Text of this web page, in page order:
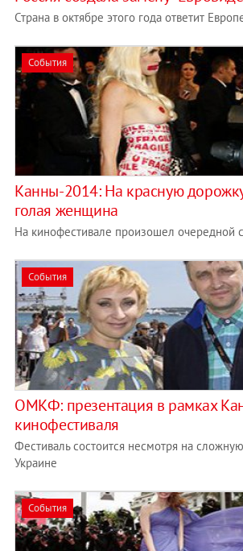
Страна в октябре этого года ответит
События
Канны-2014: На красную
голая женщина
На кинофестивале произошел очередной
События
ОМКФ: презентация в рамках
кинофестиваля
Фестиваль состоится несмотря на
Украине
События